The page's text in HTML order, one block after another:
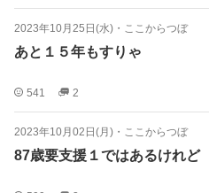
2023年10月25日(水) ・ ここからつぼ
あと１５年もすりゃ
541 2
2023年10月02日(月) ・ ここからつぼ
87歳要支援１ではあるけれど